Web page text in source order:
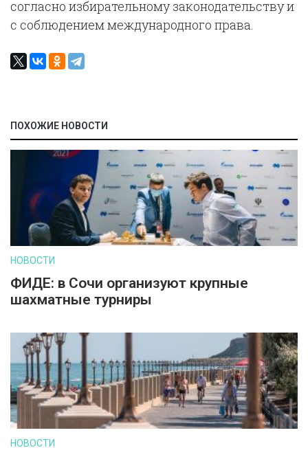
согласно избирательному законодательству и
с соблюдением международного права.
ПОХОЖИЕ НОВОСТИ
НОВОСТИ
ФИДЕ: в Сочи организуют крупные
шахматные турниры
НОВОСТИ